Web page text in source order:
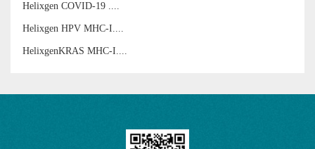
Helixgen COVID-19 ....
Helixgen HPV MHC-I....
HelixgenKRAS MHC-I....